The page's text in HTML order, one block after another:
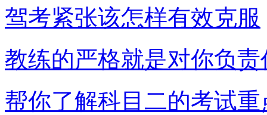
驾考紧张该怎样有效克服
教练的严格就是对你负责
帮你了解科目二的考试重